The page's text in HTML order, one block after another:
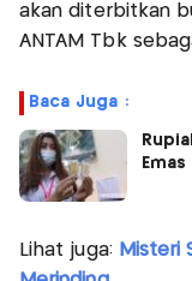
akan diterbitkan
ANTAM Tbk
Baca Juga :
Lihat juga: Misteri